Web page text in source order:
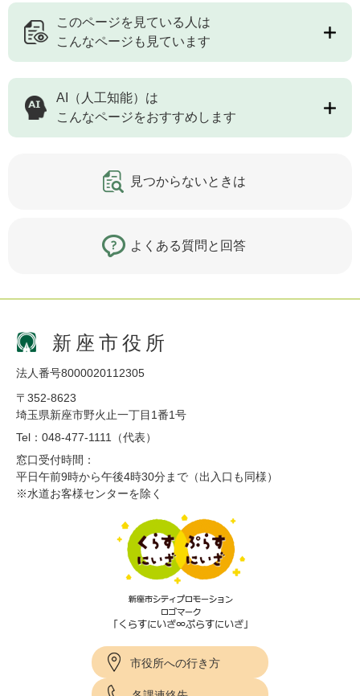
このページを見ている人は
こんなページも見ています
AI（人工知能）は
こんなページをおすすめします
見つからないときは
よくある質問と回答
新座市役所
法人番号8000020112305
〒352-8623
埼玉県新座市野火止一丁目1番1号
Tel：048-477-1111（代表）
窓口受付時間：
平日午前9時から午後4時30分まで（出入口も同様）
※水道お客様センターを除く
市役所への行き方